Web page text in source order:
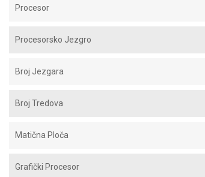
Procesor
Procesorsko Jezgro
Broj Jezgara
Broj Tredova
Matična Ploča
Grafički Procesor